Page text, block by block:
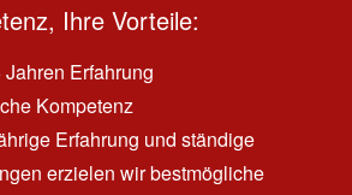
Ihre Vorteile:
Erfahrung
Kompetenz
Erfahrung und ständige
erzielen wir bestmögliche